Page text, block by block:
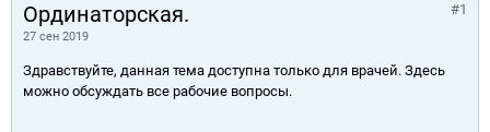
Ординаторская.
27 сен 2019
#1
Здравствуйте, данная тема доступна только для врачей. Здесь
можно обсуждать все рабочие вопросы.